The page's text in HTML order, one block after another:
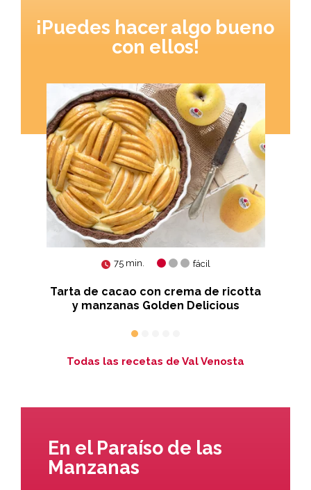
¡Puedes hacer algo bueno
con ellos!
75 min. fácil
Tarta de cacao con crema de ricotta
y manzanas Golden Delicious
Todas las recetas de Val Venosta
En el Paraíso de las
Manzanas